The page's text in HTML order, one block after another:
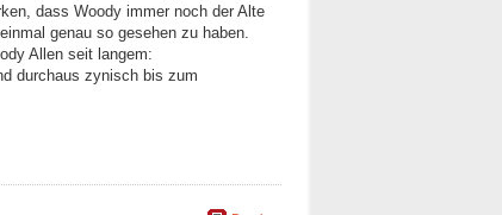
dass Woody immer noch der Alte
genau so gesehen zu haben.
Allen seit langem:
durchaus zynisch bis zum